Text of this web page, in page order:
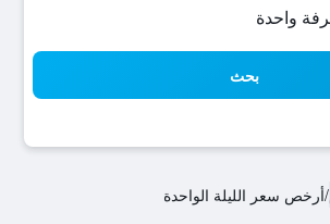
بحث
/أرخص سعر الليلة الواحدة